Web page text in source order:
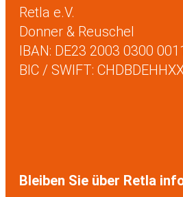
Retla e.V.
Donner & Reuschel
IBAN: DE23 2003 0300
BIC / SWIFT:
Bleiben Sie über Retla